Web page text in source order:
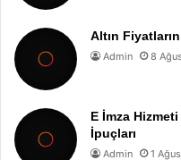
Altın
Admin 8
E İmza
İpuçları
Admin 1